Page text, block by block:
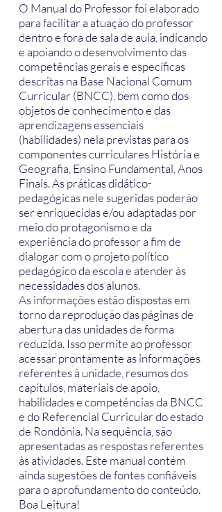
O Manual do Professor foi elaborado
para facilitar a atuação do professor
dentro e fora de sala de aula, indicando
e apoiando o desenvolvimento das
competências gerais e específicas
descritas na Base Nacional Comum
Curricular (BNCC), bem como dos
objetos de conhecimento e das
aprendizagens essenciais
(habilidades) nela previstas para os
componentes curriculares História e
Geografia, Ensino Fundamental, Anos
Finais. As práticas didático-
pedagógicas nele sugeridas poderão
ser enriquecidas e/ou adaptadas por
meio do protagonismo e da
experiência do professor a fim de
dialogar com o projeto político
pedagógico da escola e atender às
necessidades dos alunos.
As informações estão dispostas em
torno da reprodução das páginas de
abertura das unidades de forma
reduzida. Isso permite ao professor
acessar prontamente as informações
referentes à unidade, resumos dos
capítulos, materiais de apoio,
habilidades e competências da BNCC
e do Referencial Curricular do estado
de Rondônia. Na sequência, são
apresentadas as respostas referentes
às atividades. Este manual contém
ainda sugestões de fontes confiáveis
para o aprofundamento do conteúdo.
Boa Leitura!